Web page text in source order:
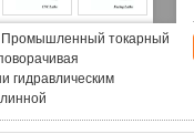
Промышленный токарный
гидравлическим